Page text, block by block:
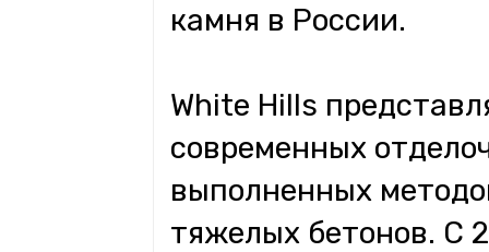
камня в России.
White Hills
современных
выполненных
тяжелых бетонов. С